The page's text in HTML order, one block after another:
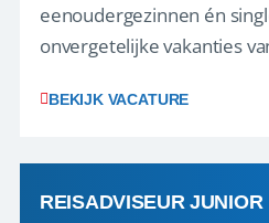
eenoudergezinnen én
onvergetelijke vakanties
net zo goed thuis is in een
BEKIJK VACATURE
REISADVISEUR JUNIOR